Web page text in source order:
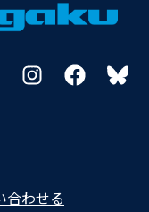
InstagramFacebookBluesky
合わせる​